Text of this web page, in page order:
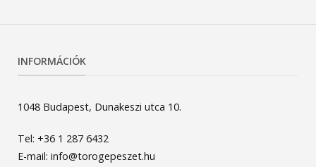
INFORMÁCIÓK
1048 Budapest, Dunakeszi utca 10.
Tel: +36 1 287 6432
E-mail: info@torogepeszet.hu